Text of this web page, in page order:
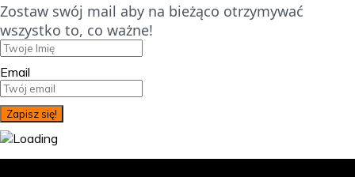
Zostaw swój mail aby na bieżąco otrzymywać
wszystko to, co ważne!
Email